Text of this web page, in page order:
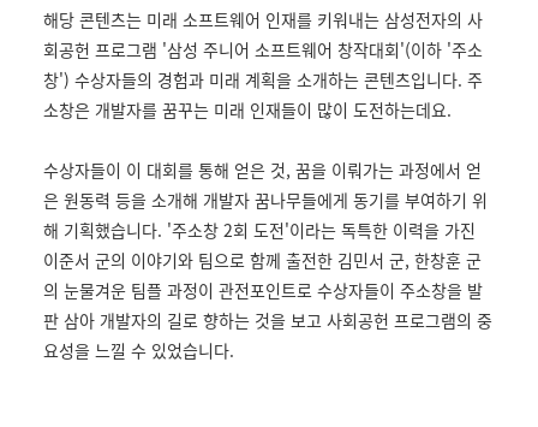
해당 콘텐츠는 미래 소프트웨어 인재를 키워내는 삼성전자의 사
회공헌 프로그램 '삼성 주니어 소프트웨어 창작대회'(이하 '주소
창') 수상자들의 경험과 미래 계획을 소개하는 콘텐츠입니다. 주
소창은 개발자를 꿈꾸는 미래 인재들이 많이 도전하는데요.
수상자들이 이 대회를 통해 얻은 것, 꿈을 이뤄가는 과정에서 얻
은 원동력 등을 소개해 개발자 꿈나무들에게 동기를 부여하기 위
해 기획했습니다. '주소창 2회 도전'이라는 독특한 이력을 가진
이준서 군의 이야기와 팀으로 함께 출전한 김민서 군, 한창훈 군
의 눈물겨운 팀플 과정이 관전포인트로 수상자들이 주소창을 발
판 삼아 개발자의 길로 향하는 것을 보고 사회공헌 프로그램의 중
요성을 느낄 수 있었습니다.